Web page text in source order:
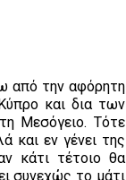
από την αφόρητη
και δια των
Μεσόγειο. Τότε
και εν γένει της
κάτι τέτοιο θα
συνεχώς το μάτι